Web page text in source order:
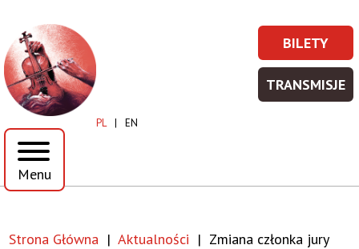
Zmiana
członka
jury
Toruńska
Orkiestra
treści
menu
PL EN
Menu
Prawe
Top
Menu
BILETY
BILETY
-
WIĘCEJ
TRANSMISJE
Strona Główna Aktualności Zmiana członka jury